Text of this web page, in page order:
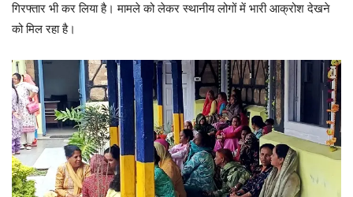
गिरफ्तार भी कर लिया है। मामले को लेकर स्थानीय लोगों में भारी आक्रोश देखने
को मिल रहा है।